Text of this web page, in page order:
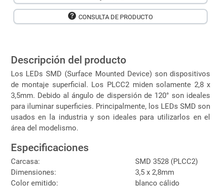
CONSULTA DE PRODUCTO
Descripción del producto
Los LEDs SMD (Surface Mounted Device) son dispositivos
de montaje superficial. Los PLCC2 miden solamente 2,8 x
3,5mm. Debido al ángulo de dispersión de 120° son ideales
para iluminar superficies. Principalmente, los LEDs SMD son
usados en la industria y son ideales para utilizarlos en el
área del modelismo.
Especificaciones
Carcasa:
SMD 3528 (PLCC2)
Dimensiones:
3,5 x 2,8mm
Color emitido:
blanco cálido